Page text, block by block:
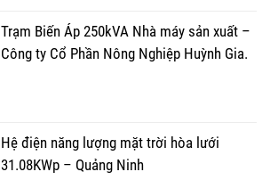
Trạm Biến Áp 250kVA Nhà máy sản xuất –
Công ty Cổ Phần Nông Nghiệp Huỳnh Gia.
Hệ điện năng lượng mặt trời hòa lưới
31.08KWp – Quảng Ninh